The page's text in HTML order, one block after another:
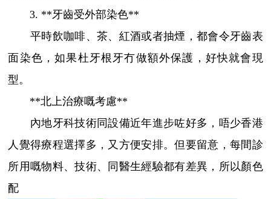
3. **牙齒受外部染色**
平時飲咖啡、茶、紅酒或者抽煙，都會令牙齒表
面染色，如果杜牙根牙冇做額外保護，好快就會現
型。
**北上治療嘅考慮**
內地牙科技術同設備近年進步咗好多，唔少香港
人覺得療程選擇多，又方便安排。但要留意，每間診
所用嘅物料、技術、同醫生經驗都有差異，所以顏色
配